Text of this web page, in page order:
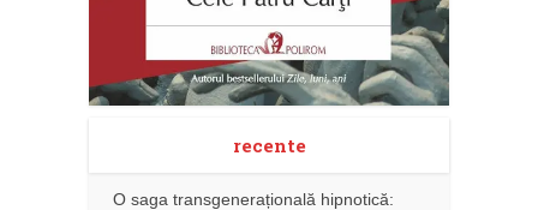
recente
O saga transgenerațională hipnotică: